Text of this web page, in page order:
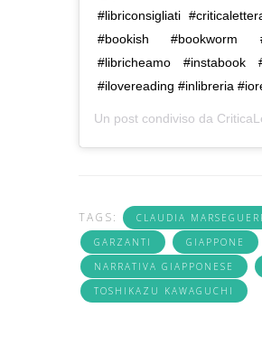
#libriconsigliati
#bookish #bookworm
#libricheamo #instabook
#ilovereading #inlibreria
Un post condiviso da
TAGS: CLAUDIA
GARZANTI
GIAPPONE
NARRATIVA GIAPPONESE
TOSHIKAZU KAWAGUCHI